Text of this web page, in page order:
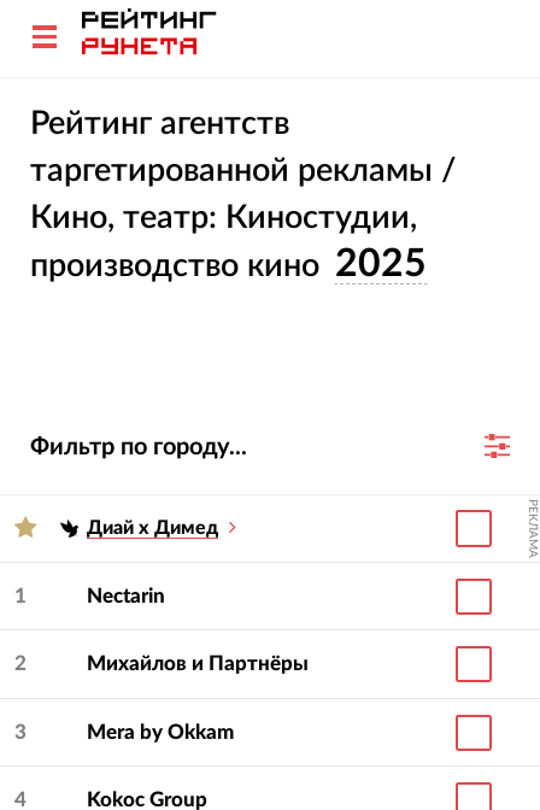
Рейтинг агентств
таргетированной рекламы /
Кино, театр: Киностудии,
производство кино 2025
Фильтр по городу...
Диай х Димед РЕКЛАМА
1 Nectarin
2 Михайлов и Партнёры
3 Mera by Okkam
4 Kokoc Group